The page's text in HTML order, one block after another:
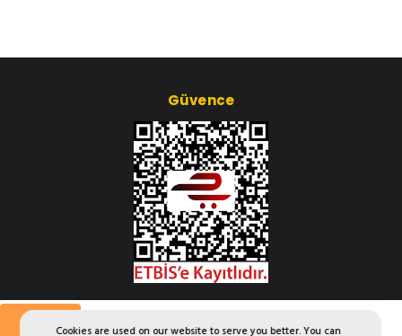
Cookies are used on our website to serve you better. You can
Saatlik Günlük Haftalık Aylık
Güvence